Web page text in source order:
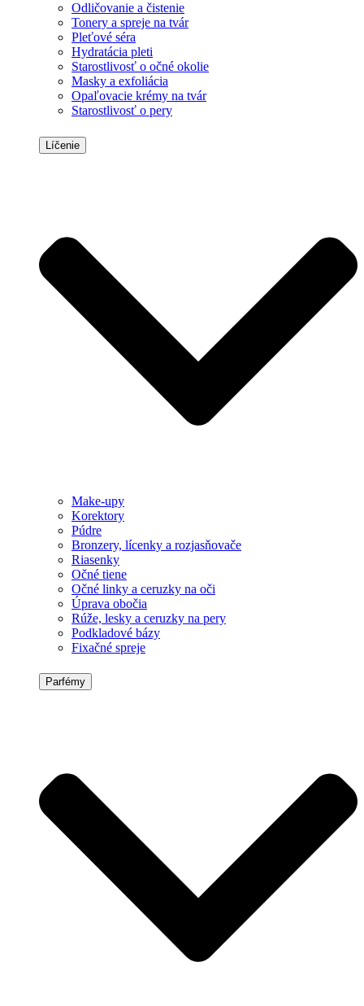
Odličovanie a čistenie
Tonery a spreje na tvár
Pleťové séra
Hydratácia pleti
Starostlivosť o očné okolie
Masky a exfoliácia
Opaľovacie krémy na tvár
Starostlivosť o pery
Líčenie
Make-upy
Korektory
Púdre
Bronzery, lícenky a rozjasňovače
Riasenky
Očné tiene
Očné linky a ceruzky na oči
Úprava obočia
Rúže, lesky a ceruzky na pery
Podkladové bázy
Fixačné spreje
Parfémy